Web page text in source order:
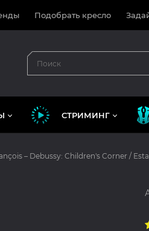
Подобрать кресло
СТРИМИНГ
– Debussy: Children's Corner /